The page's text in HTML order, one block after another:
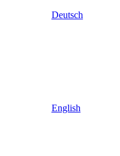
Deutsch
English